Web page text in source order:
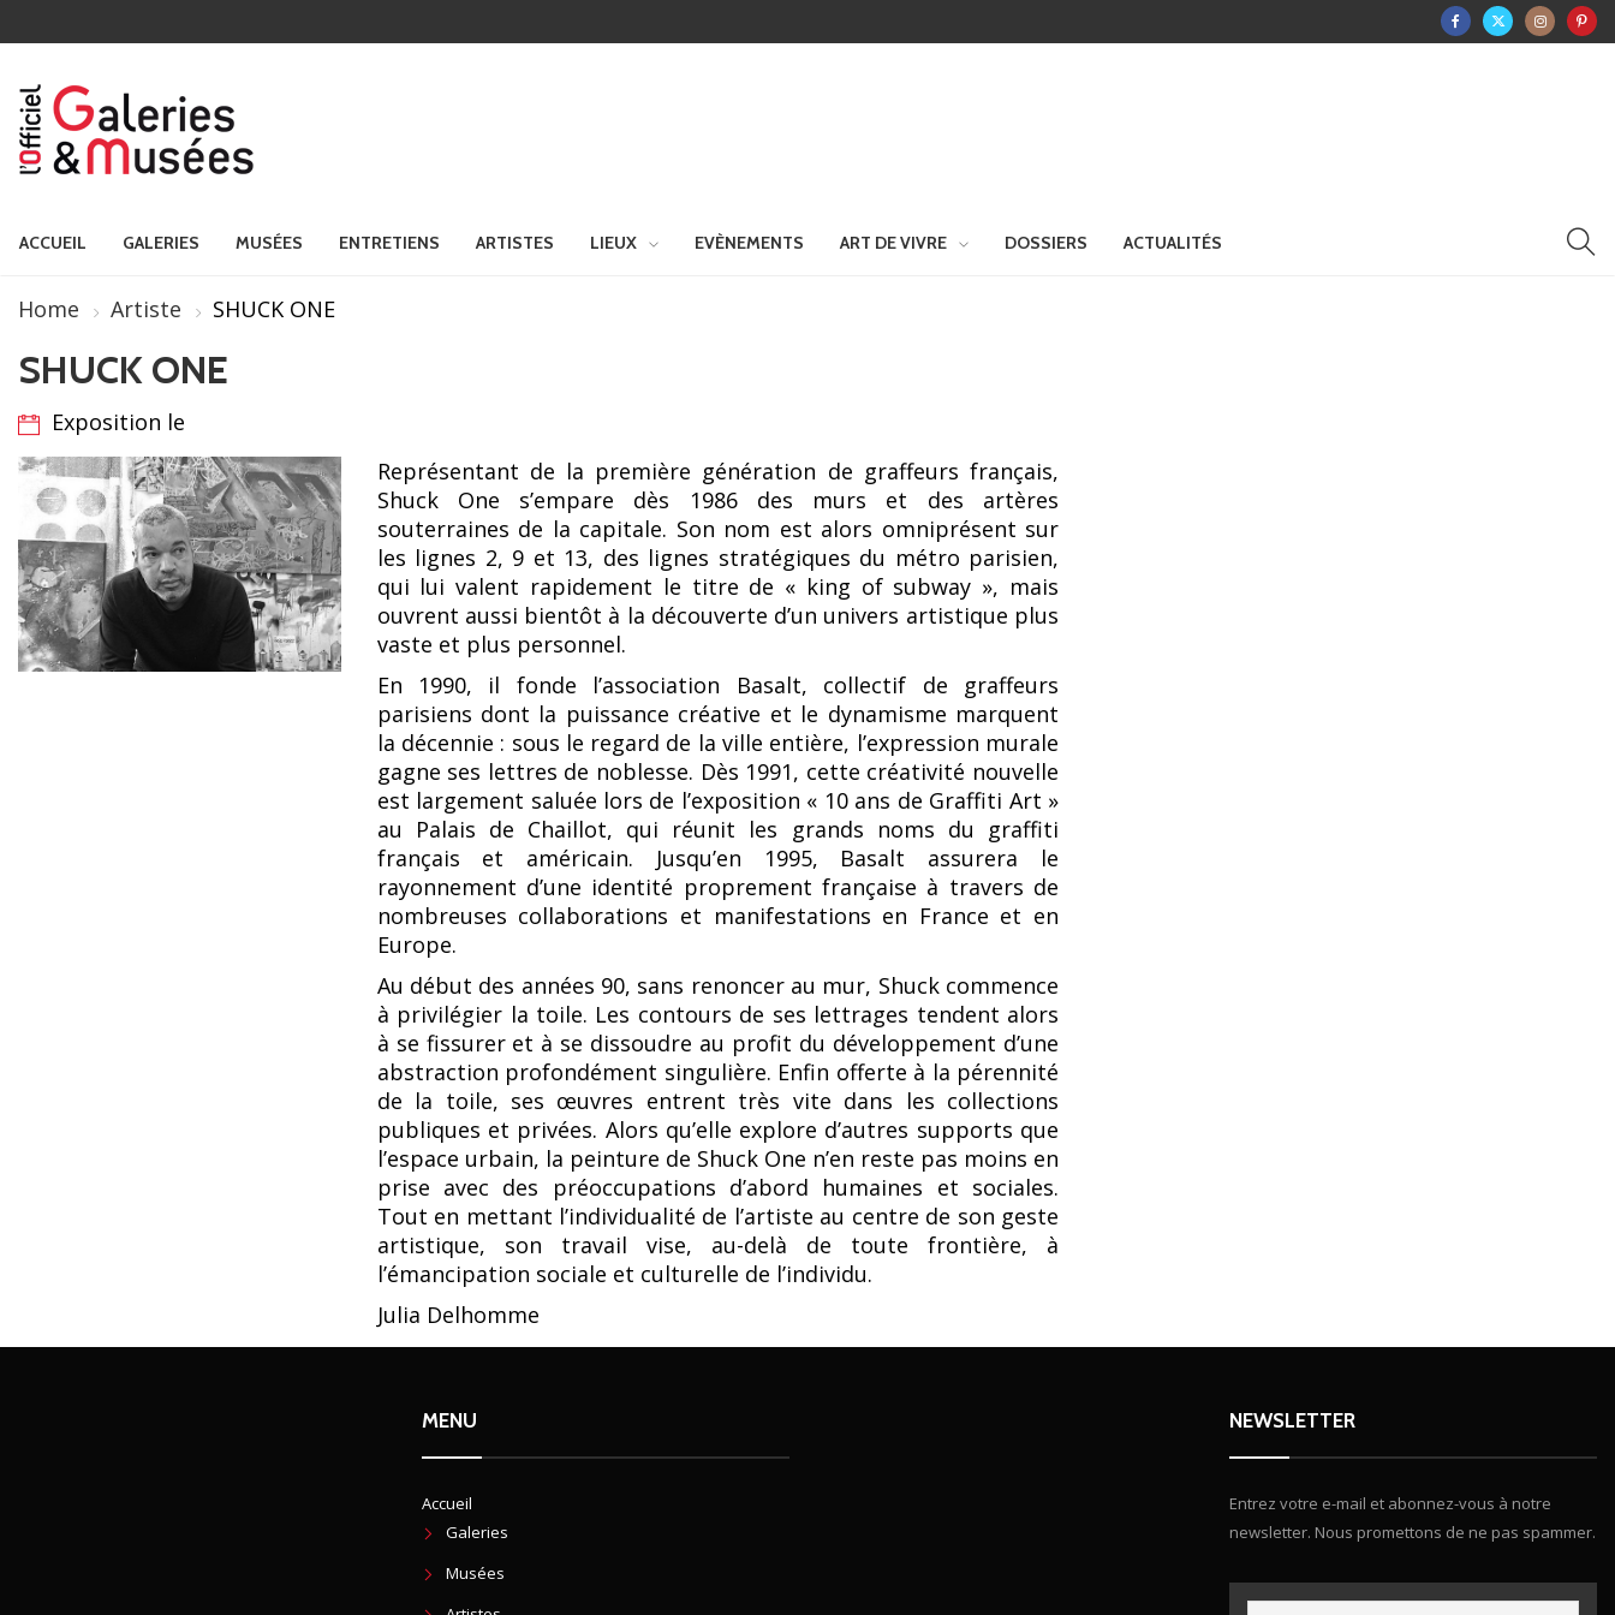
ACCUEIL GALERIES MUSÉES ENTRETIENS ARTISTES LIEUX EVÈNEMENTS ART DE VIVRE DOSSIERS ACTUALITÉS
Home Artiste SHUCK ONE
SHUCK ONE
Exposition le
Représentant de la première génération de graffeurs français,
Shuck One s’empare dès 1986 des murs et des artères
souterraines de la capitale. Son nom est alors omniprésent sur
les lignes 2, 9 et 13, des lignes stratégiques du métro parisien,
qui lui valent rapidement le titre de « king of subway », mais
ouvrent aussi bientôt à la découverte d’un univers artistique plus
vaste et plus personnel.
En 1990, il fonde l’association Basalt, collectif de graffeurs
parisiens dont la puissance créative et le dynamisme marquent
la décennie : sous le regard de la ville entière, l’expression murale
gagne ses lettres de noblesse. Dès 1991, cette créativité nouvelle
est largement saluée lors de l’exposition « 10 ans de Graffiti Art »
au Palais de Chaillot, qui réunit les grands noms du graffiti
français et américain. Jusqu’en 1995, Basalt assurera le
rayonnement d’une identité proprement française à travers de
nombreuses collaborations et manifestations en France et en
Europe.
Au début des années 90, sans renoncer au mur, Shuck commence
à privilégier la toile. Les contours de ses lettrages tendent alors
à se fissurer et à se dissoudre au profit du développement d’une
abstraction profondément singulière. Enfin offerte à la pérennité
de la toile, ses œuvres entrent très vite dans les collections
publiques et privées. Alors qu’elle explore d’autres supports que
l’espace urbain, la peinture de Shuck One n’en reste pas moins en
prise avec des préoccupations d’abord humaines et sociales.
Tout en mettant l’individualité de l’artiste au centre de son geste
artistique, son travail vise, au-delà de toute frontière, à
l’émancipation sociale et culturelle de l’individu.
Julia Delhomme
MENU
Accueil
Galeries
Musées
NEWSLETTER
Entrez votre e-mail et abonnez-vous à notre
newsletter. Nous promettons de ne pas spammer.